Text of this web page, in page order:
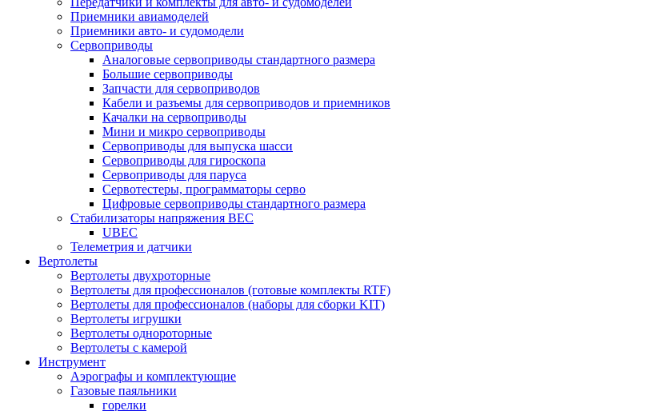
Приемники авиамоделей
Приемники авто- и судомодели
Сервоприводы
Аналоговые сервоприводы стандартного размера
Большие сервоприводы
Запчасти для сервоприводов
Кабели и разъемы для сервоприводов и приемников
Качалки на сервоприводы
Мини и микро сервоприводы
Сервоприводы для выпуска шасси
Сервоприводы для гироскопа
Сервоприводы для паруса
Сервотестеры, программаторы серво
Цифровые сервоприводы стандартного размера
Стабилизаторы напряжения BEC
UBEC
Телеметрия и датчики
Вертолеты
Вертолеты двухроторные
Вертолеты для профессионалов (готовые комплекты RTF)
Вертолеты для профессионалов (наборы для сборки KIT)
Вертолеты игрушки
Вертолеты однороторные
Вертолеты с камерой
Инструмент
Аэрографы и комплектующие
Газовые паяльники
горелки